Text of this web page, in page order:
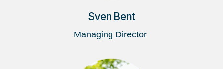
Sven Bent
Managing Director